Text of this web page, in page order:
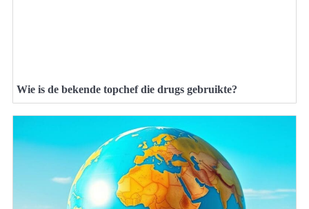
Wie is de bekende topchef die drugs gebruikte?